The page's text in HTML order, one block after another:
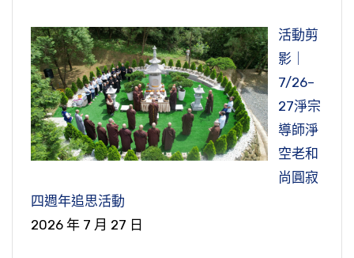
德。他真的在修行，大徹大悟了，所以他父親給
他托夢，他說因為你發心出家，『了明心地』，
就是你大徹大悟、明心見性，承蒙你這個功德迴
向給他，他就得到生天了。這個生天，我們一般
講都是生忉利天，像《地藏經》講的，光目女、
婆羅門女超度她母親，都是超度到忉利天。這有
真實功德他才能超度，所以他特地來告訴他這個
好消息，他說我現在已經得到超度，我生天。這
則公案也就是『悟道報父』，這個也是孝親之
各種的痛苦，這個跟《地藏經》講的就完全一
樣。他聽到東嶽大帝這麼說，子鄰就『悲泣請
免』，他說是不是可以請東嶽大帝赦免我母親，
不要讓她受苦？『帝曰』，東嶽大帝就講，『可
往鄮山禮育王塔，庶可救也』。這個「鄮山」就
是現在浙江寧波，阿育王塔，現在有供佛的舍
利，供佛舍利。這個阿育王塔，我也去過幾次，
去拜舍利。東嶽大帝就告訴他，你可以去鄮山育
王塔，拜塔。『鄰即詣塔，哀泣禮拜，至於四
出家的孝行，出家並不是說就不用去孝養父母，
所以這也是出家人的一個榜樣。
好，我們這個公案就學習到這裡。祝大家福
慧增長，法喜充滿。阿彌陀佛！
苗？貪生怕死，貪。這個死了之後，墮到餓鬼道
去了，貪欲。所以造了這個業，才會墮到餓鬼
道，貪欲心太重。所以佛就說了，「汝母罪
重」，你母親罪很重。我們要知道她是造什麼
罪？這個我們常常聽經就知道，貪心太重，才會
墮到餓鬼道。『非汝一人力所奈何』，就是說也
沒有辦法，他證阿羅漢果了，但是也不是他一個
人的力量，能夠去超度他母親脫離餓鬼道。『必
假十方眾僧威神之力』，「假」就是說必須要依
在《淮南子．墜形章》也說：「羽嘉生飛
龍，飛龍生鳳凰，鳳凰生鸞鳥，鸞鳥生庶鳥，凡
羽者生於庶鳥。這不也表示一代不如一代嗎？」
就是說那個鳥最初是多好的，但是一直傳一直
傳，一代不如一代。現在我們看看現在這個時
代，的確我們看到的是這樣的一個情況，一代不
如一代。我這一代的不如上一代，不如老和尚那
一代；我下面這一代，就不如我們這一代，真的
活動剪
影｜
7/26–
27淨宗
導師淨
空老和
尚圓寂
四週年追思活動
2026 年 7 月 27 日